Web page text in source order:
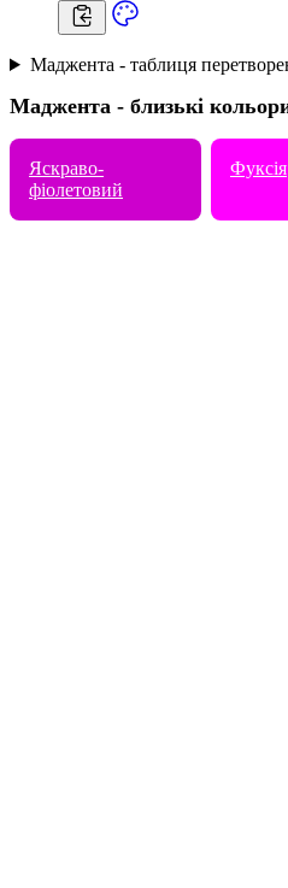
Маджента - таблиця
Маджента - близькі
Яскраво-
фіолетовий
Фуксія